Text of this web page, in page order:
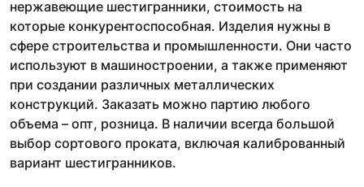
нержавеющие шестигранники, стоимость на
которые конкурентоспособная. Изделия нужны в
сфере строительства и промышленности. Они часто
используют в машиностроении, а также применяют
при создании различных металлических
конструкций. Заказать можно партию любого
объема – опт, розница. В наличии всегда большой
выбор сортового проката, включая калиброванный
вариант шестигранников.